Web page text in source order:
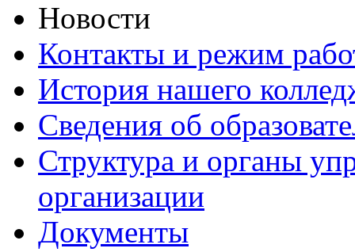
Новости
Контакты и режим
История нашего
Сведения об
Структура и органы
организации
Документы